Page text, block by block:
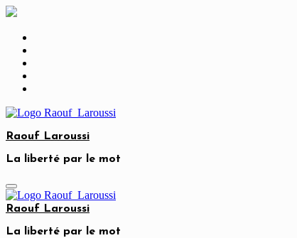
Skip
content
Raouf Laroussi
La liberté par le mot
Raouf Laroussi
La liberté par le mot